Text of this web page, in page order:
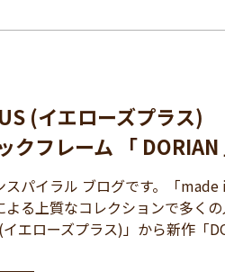
(イエローズプラス)
クフレーム 「 DORIAN
パイラル ブログです。「made
る上質なコレクションで多く
(イエローズプラス)」から新作「